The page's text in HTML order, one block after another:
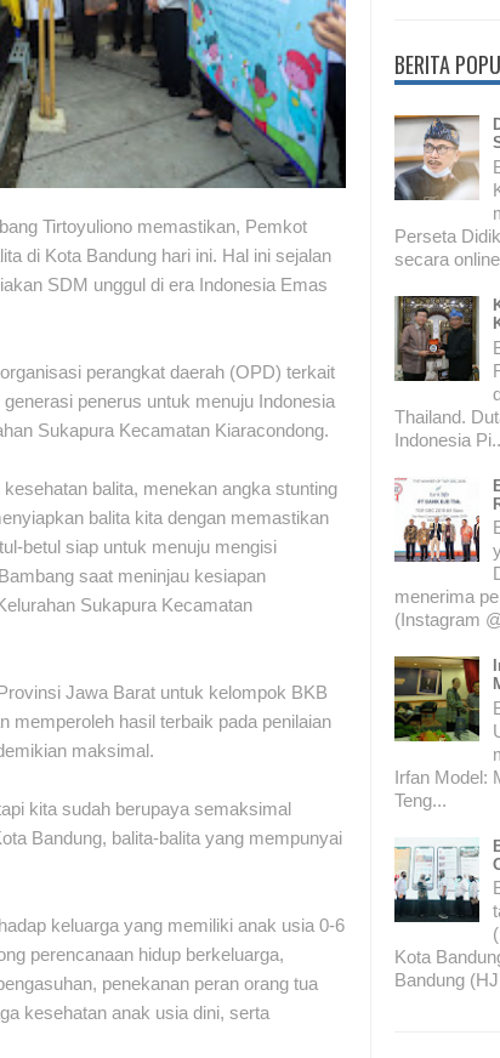
Tirtoyuliono memastikan, Pemkot
di Kota Bandung hari ini. Hal ini sejalan
SDM unggul di era Indonesia Emas
perangkat daerah (OPD) terkait
penerus untuk menuju Indonesia
Sukapura Kecamatan Kiaracondong.
balita, menekan angka stunting
balita kita dengan memastikan
betul siap untuk menuju mengisi
saat meninjau kesiapan
Sukapura Kecamatan
Jawa Barat untuk kelompok BKB
memperoleh hasil terbaik pada penilaian
maksimal.
kita sudah berupaya semaksimal
Bandung, balita-balita yang mempunyai
keluarga yang memiliki anak usia 0-6
perencanaan hidup berkeluarga,
penekanan peran orang tua
kesehatan anak usia dini, serta
BERITA
Perseta
secara
Thailand.
Indonesia
menerima
(Instagram
Irfan Model:
Teng...
Kota
Bandung